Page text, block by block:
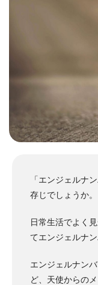
「エンジェルナ
存じでしょうか。
日常生活でよく
てエンジェルナ
エンジェルナン
ど、天使からの